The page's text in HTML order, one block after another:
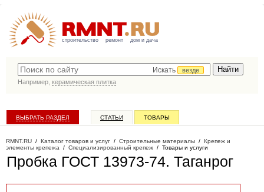
строительство ремонт дом и дача
Искать
везде
Например, керамическая плитка
ВЫБРАТЬ РАЗДЕЛ СТАТЬИ ТОВАРЫ
RMNT.RU / Каталог товаров и услуг / Строительные материалы / Крепеж и
элементы крепежа / Специализированный крепеж / Товары и услуги
Пробка ГОСТ 13973-74. Таганрог